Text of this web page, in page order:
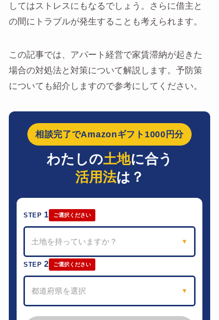
してはストレスにもなるでしょう。さらに借主と
の間にトラブルが発生することも考えられます。
この記事では、アパート経営で家賃滞納が起きた
場合の対処法と対策について解説します。予防策
についても紹介しますので参考にしてください。
相談完了でAmazonギフト1000円分
わたしの土地に合う
活用法は？
STEP 1 ご選択ください
土地を持っていますか？ ▼
STEP2 ご選択ください
都道府県を選択 ▼